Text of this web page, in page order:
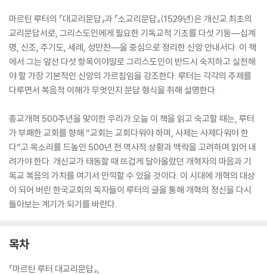
마르틴 루터의 『대교리문답』과 『소교리문답』(1529년)은 개신교 최초의
교리문답서로, 그리스도인에게 필요한 기독교적 기초를 다섯 기둥―십계
명, 신조, 주기도, 세례, 성만찬―을 중심으로 정리한 신앙 안내서다. 이 책
에서 그는 앞선 다섯 항목이야말로 그리스도인이 반드시 숙지하고 실천해
야 할 가장 기본적인 신앙의 가르침임을 강조한다. 루터는 각각의 주제를
다루면서 복음적 이해가 무엇인지 문답 형식을 취해 설명한다.
종교개혁 500주년을 맞이한 우리가 오늘 이 책을 읽고 숙고할 때는, 루터
가 부패한 교회를 향해 “교회는 교회다워야 하며, 사제는 사제다워야 한
다”고 목소리를 드높인 500년 전 역사적 상황과 맥락을 고려하며 읽어 내
려가야 한다. 개신교가 태동할 때 뜨겁게 달아올랐던 개혁자의 마음과 기
독교 복음의 가치를 여기서 만끽할 수 있을 것이다. 이 시대에 개혁의 대상
이 되어 버린 한국교회의 독자들이 루터의 글을 통해 개혁의 정신을 다시
돌아보는 계기가 되기를 바란다.
목차
『마르틴 루터 대교리문답』,